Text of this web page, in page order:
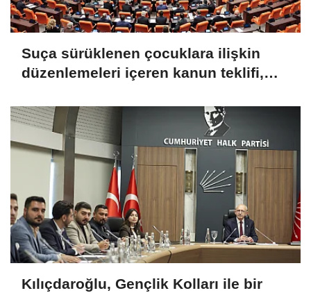
Suça sürüklenen çocuklara ilişkin
düzenlemeleri içeren kanun teklifi,
Kılıçdaroğlu, Gençlik Kolları ile bir